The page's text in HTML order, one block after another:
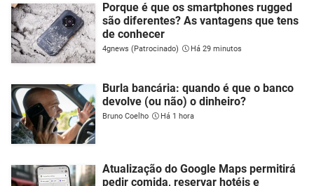
Porque é que os smartphones rugged
são diferentes? As vantagens que tens
de conhecer
4gnews (Patrocinado) Há 29 minutos
Burla bancária: quando é que o banco
devolve (ou não) o dinheiro?
Bruno Coelho Há 1 hora
Atualização do Google Maps permitirá
pedir comida, reservar hotéis e